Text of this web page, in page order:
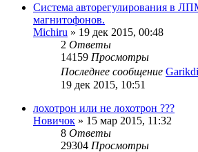
Система авторегулирования в
магнитофонов.
Michiru » 19 дек 2015, 00:48
2 Ответы
14159 Просмотры
Последнее сообщение
19 дек 2015, 10:51
лохотрон или не лохотрон ???
Новичок » 15 мар 2015, 11:32
8 Ответы
29304 Просмотры